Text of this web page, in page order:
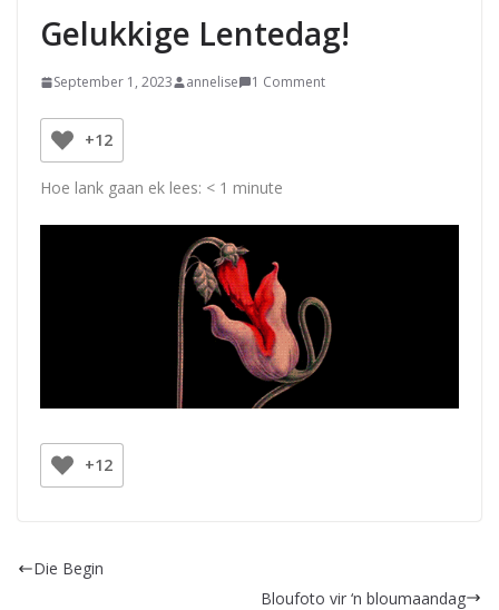
Gelukkige Lentedag!
September 1, 2023 annelise 1 Comment
+12
Hoe lank gaan ek lees: < 1 minute
+12
Die Begin
Bloufoto vir ‘n bloumaandag